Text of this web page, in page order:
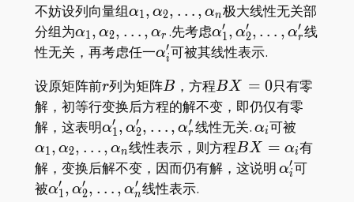
不妨设列向量组α1, α2, … , αn极大线性无关部
分组为\alpha_1,\alpha_2,\dots,\alpha_r
α1, α2, … , αr .先考虑α1
′ , α2
′ , … , αr
′ 线
性无关，再考虑任一\alpha'_i
αi
′可被其线性表示.
设原矩阵前r
r列为矩阵B
B ，方程BX=0
BX = 0只有零
解，初等行变换后方程的解不变，即仍仅有零
解，这表明\alpha'_1,\alpha'_2,\dots,\alpha'_r
α1
′ , α2
′ , … , αr
′ 线性无关.\,
\alpha_i
αi可被
α1, α2, … , αn线性表示，则方程BX=\alpha_i
BX = αi有
解，变换后解不变，因而仍有解，这说明\,
αi
′可
被\alpha'_1,\alpha'_2,\dots,\alpha'_n
α1
′ , α2
′ , … , αn
′ 线性表示.